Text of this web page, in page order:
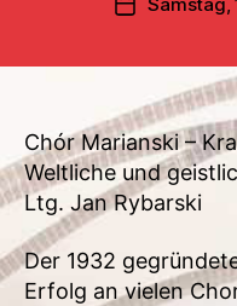
Chór Marianski –
Weltliche und
Ltg. Jan Rybarski
Der 1932
Erfolg an vielen